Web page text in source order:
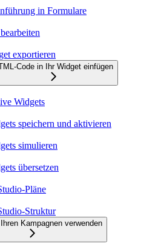
in Formulare
exportieren
Code in Ihr Widget einfügen
Widgets
speichern und aktivieren
simulieren
übersetzen
Pläne
Struktur
Kampagnen verwenden